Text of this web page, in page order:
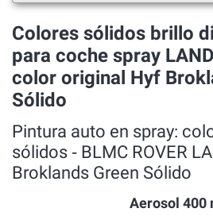
Colores sólidos brillo
para coche spray
color original Hyf
Sólido
Pintura auto en spray:
sólidos ‐ BLMC ROVER
Broklands Green Sólido
Aerosol 400